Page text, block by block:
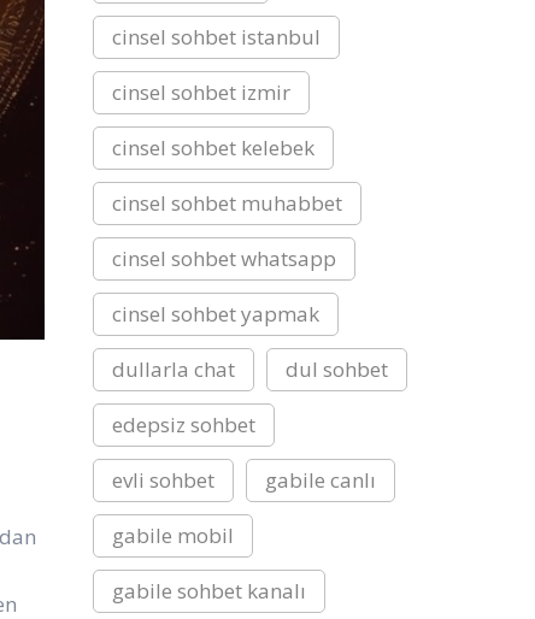
cinsel sohbet istanbul
cinsel sohbet izmir
cinsel sohbet kelebek
cinsel sohbet muhabbet
cinsel sohbet whatsapp
cinsel sohbet yapmak
dullarla chat
dul sohbet
edepsiz sohbet
evli sohbet
gabile canlı
gabile mobil
gabile sohbet kanalı